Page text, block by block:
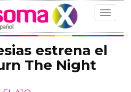
Toggle
estrena el
The Night